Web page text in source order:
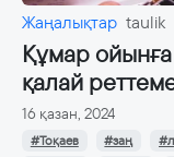
Жаңалықтар taulik
Құмар
қалай
16 қазан, 2024
#Тоқаев #заң